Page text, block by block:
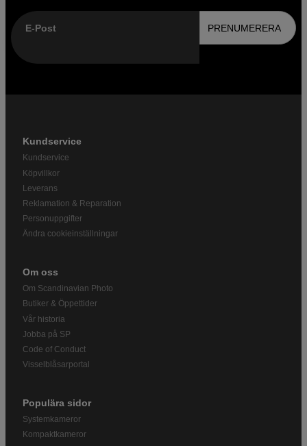
E-Post PRENUMERERA
Kundservice
Kundservice
Köpvillkor
Leverans
Reklamation & Reparation
Personuppgifter
Ändra cookieinställningar
Om oss
Om Scandinavian Photo
Butiker & Öppettider
Vår historia
Jobba på SP
Code of Conduct
Visselblåsarportal
Populära sidor
Systemkameror
Kompaktkameror